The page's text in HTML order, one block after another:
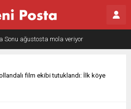
Sonu ağustosta mola veriyor
film ekibi tutuklandı: İlk köye